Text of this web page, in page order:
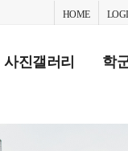
HOME
사진갤러리 학